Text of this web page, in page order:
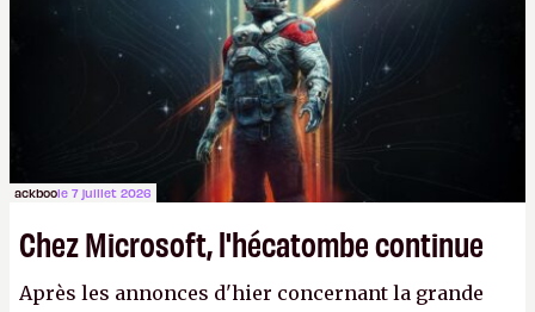
le même studio qu'il y a 15 ans. Mais bon, OK, on
peut commencer à fantasmer.A.
ackboole 7 juillet 2026
Chez Microsoft, l'hécatombe continue
Après les annonces d'hier concernant la grande